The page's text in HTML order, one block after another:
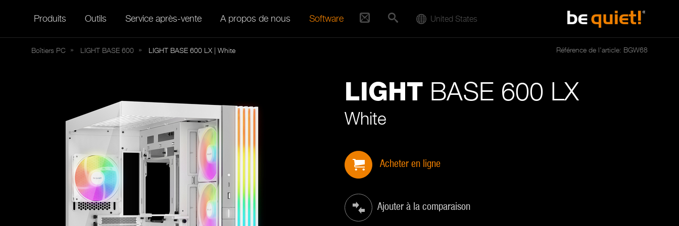
Produits Outils Service après-vente A propos de nous Software United States
Boîtiers PC LIGHT BASE 600 LIGHT BASE 600 LX | White Référence de l'article: BGW68
LIGHT BASE 600 LX
White
Acheter en ligne
Ajouter à la comparaison